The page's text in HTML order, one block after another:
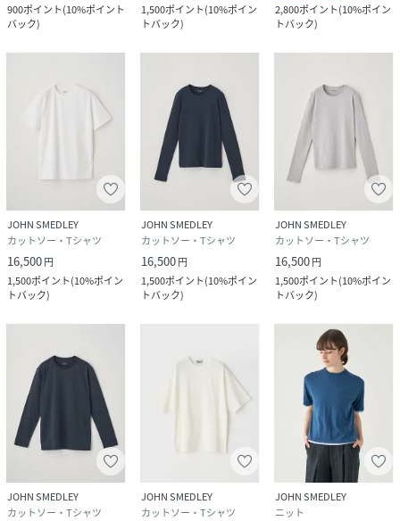
900ポイント(10%ポイント
バック)
1,500ポイント(10%ポイン
トバック)
2,800ポイント(10%ポイン
トバック)
JOHN SMEDLEY
カットソー・Tシャツ
16,500円
1,500ポイント(10%ポイン
トバック)
JOHN SMEDLEY
カットソー・Tシャツ
16,500円
1,500ポイント(10%ポイン
トバック)
JOHN SMEDLEY
カットソー・Tシャツ
16,500円
1,500ポイント(10%ポイン
トバック)
JOHN SMEDLEY
カットソー・Tシャツ
JOHN SMEDLEY
カットソー・Tシャツ
JOHN SMEDLEY
ニット